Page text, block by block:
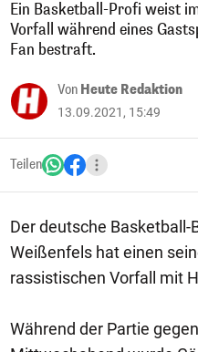
Ein Basketball-Profi weist
Vorfall während eines
Fan bestraft.
Von Heute Redaktion
13.09.2021, 15:49
Teilen
Der deutsche
Weißenfels hat einen
rassistischen Vorfall mit
Während der Partie